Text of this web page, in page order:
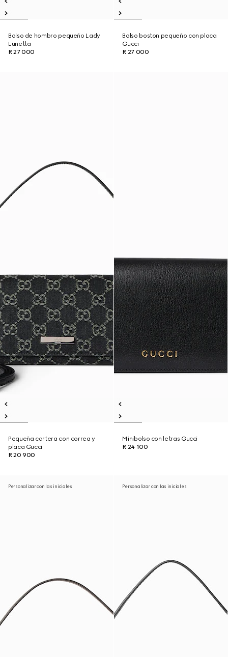
Bolso de hombro pequeño Lady
Lunetta
R 27 000
Bolso boston pequeño con placa
Gucci
R 27 000
Pequeña cartera con correa y
placa Gucci
R 20 900
Minibolso con letras Gucci
R 24 100
Personalizar con las iniciales Personalizar con las iniciales